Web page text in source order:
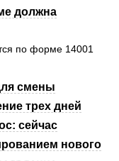
должна
по форме 14001
смены
трех дней
сейчас
нового